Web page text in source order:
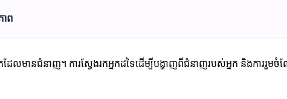
ាព
ដែលមានជំនាញ។ ការស្វែងរកអ្នកដទៃដើម្បីបង្ហាញពីជំនាញរបស់អ្នក និងការរួ